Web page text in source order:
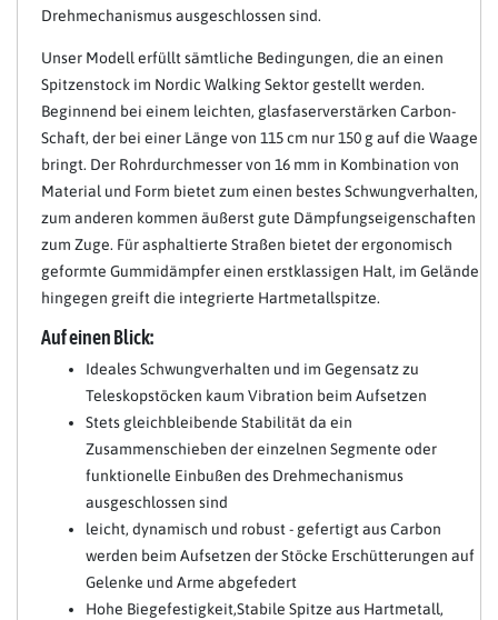
Drehmechanismus ausgeschlossen sind.
Unser Modell erfüllt sämtliche Bedingungen, die an einen
Spitzenstock im Nordic Walking Sektor gestellt werden.
Beginnend bei einem leichten, glasfaserverstärken Carbon-
Schaft, der bei einer Länge von 115 cm nur 150 g auf die Waage
bringt. Der Rohrdurchmesser von 16 mm in Kombination von
Material und Form bietet zum einen bestes Schwungverhalten,
zum anderen kommen äußerst gute Dämpfungseigenschaften
zum Zuge. Für asphaltierte Straßen bietet der ergonomisch
geformte Gummidämpfer einen erstklassigen Halt, im Gelände
hingegen greift die integrierte Hartmetallspitze.
Auf einen Blick:
Ideales Schwungverhalten und im Gegensatz zu
Teleskopstöcken kaum Vibration beim Aufsetzen
Stets gleichbleibende Stabilität da ein
Zusammenschieben der einzelnen Segmente oder
funktionelle Einbußen des Drehmechanismus
ausgeschlossen sind
leicht, dynamisch und robust - gefertigt aus Carbon
werden beim Aufsetzen der Stöcke Erschütterungen auf
Gelenke und Arme abgefedert
Hohe Biegefestigkeit,Stabile Spitze aus Hartmetall,